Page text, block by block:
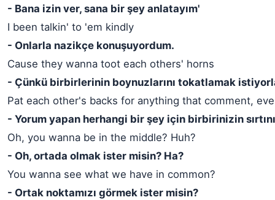
- Bana izin ver, sana bir şey anlatayım'
I been talkin' to 'em kindly
- Onlarla nazikçe konuşuyordum.
Cause they wanna toot each others' horns
- Çünkü birbirlerinin boynuzlarını tokatlamak
Pat each other's backs for anything that comment,
- Yorum yapan herhangi bir şey için birbirinizin
Oh, you wanna be in the middle? Huh?
- Oh, ortada olmak ister misin? Ha?
You wanna see what we have in common?
- Ortak noktamızı görmek ister misin?